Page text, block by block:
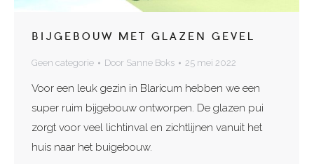
BIJGEBOUW MET GLAZEN GEVEL
Geen categorie Door Sanne Boks 25 mei 2022
Voor een leuk gezin in Blaricum hebben we een
super ruim bijgebouw ontworpen. De glazen pui
zorgt voor veel lichtinval en zichtlijnen vanuit het
huis naar het buigebouw.